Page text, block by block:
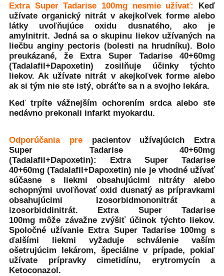
Extra Super Tadarise 100mg nesmie užívať:
Keď
užívate organický nitrát v akejkoľvek forme alebo
látky uvoľňujúce oxidu dusnatého, ako je
amylnitrit. Jedná sa o skupinu liekov užívaných na
liečbu anginy pectoris (bolesti na hrudníku). Bolo
preukázané, že Extra Super Tadarise 40+60mg
(Tadalafil+Dapoxetin) zosilňuje účinky týchto
liekov. Ak užívate nitrát v akejkoľvek forme alebo
ak si tým nie ste istý, obráťte sa n a svojho lekára.
Keď trpíte vážnejším ochorením srdca alebo ste
nedávno prekonali infarkt myokardu.
Odporúčania prepacientov užívajúcich
Extra
Super Tadarise 40+60mg
(Tadalafil+Dapoxetin):
Extra Super Tadarise
40+60mg (Tadalafil+Dapoxetin) nie je vhodné užívať
súčasne s liekmi obsahujúcimi nitráty alebo
schopnými uvoľňovať oxid dusnatý as prípravkami
obsahujúcimi Izosorbidmononitrát a
izosorbiddinitrát. Extra Super Tadarise
100mg môže závažne zvýšiť účinok týchto liekov.
Spoločné užívanie Extra Super Tadarise 100mgs
ďalšími liekmi vyžaduje schválenie vaším
ošetrujúcim lekárom, špeciálne v prípade, pokiaľ
užívate prípravky cimetidínu, erytromycín a
Ketoconazol.